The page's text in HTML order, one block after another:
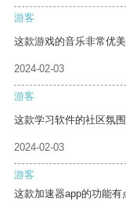
游客
这款游戏的音乐非常优
2024-02-03
游客
这款学习软件的社区氛
2024-02-03
游客
这款加速器app的功能